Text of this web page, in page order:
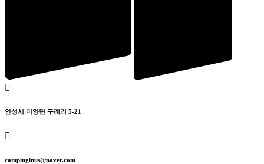
안성시 미양면 구례리 5-21
campinginus@naver.com